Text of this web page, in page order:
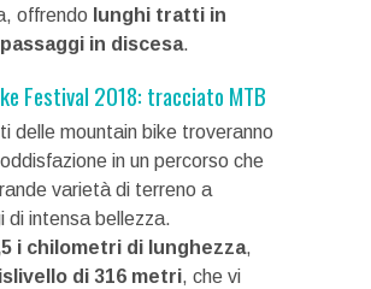
offrendo lunghi tratti in
in discesa.
Festival 2018: tracciato MTB
delle mountain bike troveranno
in un percorso che
varietà di terreno a
di intensa bellezza.
i chilometri di lunghezza,
di 316 metri, che vi